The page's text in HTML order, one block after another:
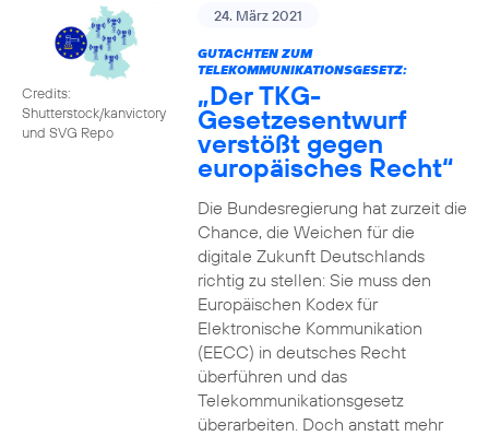
Credits:
Shutterstock/kanvictory
und SVG Repo
24. März 2021
GUTACHTEN ZUM
TELEKOMMUNIKATIONSGESETZ:
„Der TKG-
Gesetzesentwurf
verstößt gegen
europäisches Recht“
Die Bundesregierung hat zurzeit die
Chance, die Weichen für die
digitale Zukunft Deutschlands
richtig zu stellen: Sie muss den
Europäischen Kodex für
Elektronische Kommunikation
(EECC) in deutsches Recht
überführen und das
Telekommunikationsgesetz
überarbeiten. Doch anstatt mehr